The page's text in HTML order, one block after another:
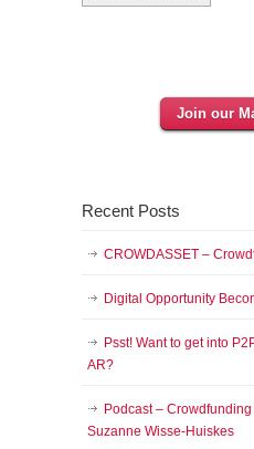
Join our
Recent Posts
CROWDASSET –
Digital Opportunity
Psst! Want to get into
AR?
Podcast –
Suzanne Wisse-Huiskes